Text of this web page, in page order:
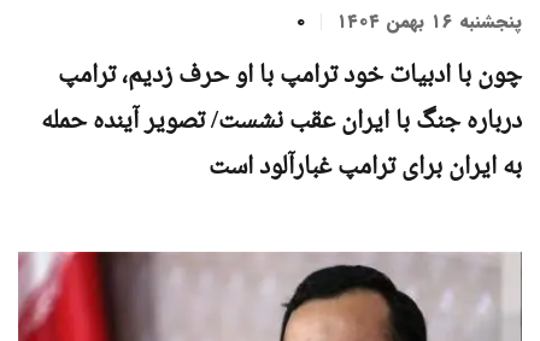
پنجشنبه ۱۶ بهمن ۱۴۰۴
0
چون با ادبیات خود ترامپ با او حرف زدیم، ترامپ
درباره جنگ با ایران عقب نشست/ تصویر آینده حمله
به ایران برای ترامپ غبارآلود است